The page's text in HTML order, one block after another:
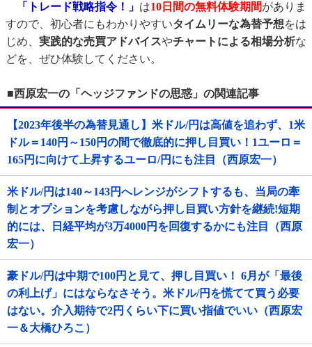
「トレード戦略指令！」 は10日間の無料体験期間がありま
すので、初心者にもわかりやすいタイムリーな為替予想をは
じめ、 実践的な売買アドバイスやチャートによる相場分析な
どを、ぜひ体験してください。
■西原宏一の「ヘッジファンドの思惑」の関連記事
【2023年後半の為替見通し】米ドル/円は高値を追わず、1米
ドル＝140円～150円の間で徹底的に押し目買い！1ユーロ＝
165円に向けて上昇するユーロ/円にも注目（西原宏一）
米ドル/円は140～143円へレンジがシフトするも、当局の牽
制とオプションを考慮しながら押し目買い方針を継続!短期
的には、日経平均が3万4000円を回復するかにも注目（西原
宏一）
豪ドル/円は中期で100円と見て、押し目買い！ 6月が「最後
の利上げ」にはならなさそう。米ドル/円を慌てて買う必要
はない。介入期待で2円くらい下に買い指値でいい（西原宏
一＆大橋ひろこ）